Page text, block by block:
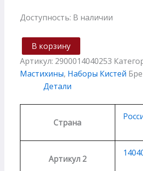
Доступность: В наличии
В корзину
Артикул: 2900014040253
Мастихины, Наборы Кистей
Детали
Страна
Артикул 2